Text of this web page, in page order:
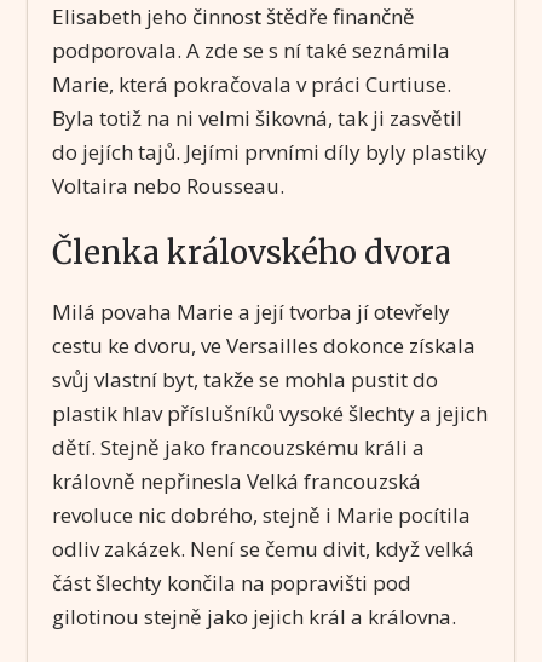
Elisabeth jeho činnost štědře finančně
podporovala. A zde se s ní také seznámila
Marie, která pokračovala v práci Curtiuse.
Byla totiž na ni velmi šikovná, tak ji zasvětil
do jejích tajů. Jejími prvními díly byly plastiky
Voltaira nebo Rousseau.
Členka královského dvora
Milá povaha Marie a její tvorba jí otevřely
cestu ke dvoru, ve Versailles dokonce získala
svůj vlastní byt, takže se mohla pustit do
plastik hlav příslušníků vysoké šlechty a jejich
dětí. Stejně jako francouzskému králi a
královně nepřinesla Velká francouzská
revoluce nic dobrého, stejně i Marie pocítila
odliv zakázek. Není se čemu divit, když velká
část šlechty končila na popravišti pod
gilotinou stejně jako jejich král a královna.